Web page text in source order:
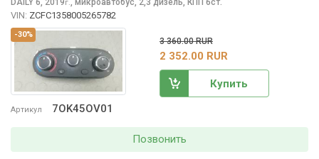
-30%
Артикул 7OK45OV01
DAILY 6, 2019г., микроавтобус, 2,3 дизель, КПП 6ст.
VIN: ZCFC1358005265782
3 360.00 RUR
2 352.00 RUR
Купить
Позвонить